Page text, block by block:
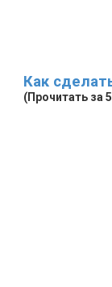
Как
(Прочитать за